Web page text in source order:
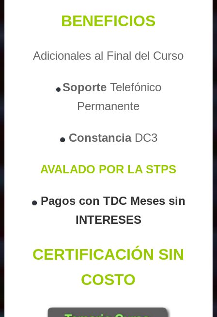
BENEFICIOS
Adicionales al Final del Curso
Soporte Telefónico
Permanente
ConstanciaDC3
AVALADO POR LA STPS
Pagos con TDC Meses sin
INTERESES
CERTIFICACIÓN SIN
COSTO